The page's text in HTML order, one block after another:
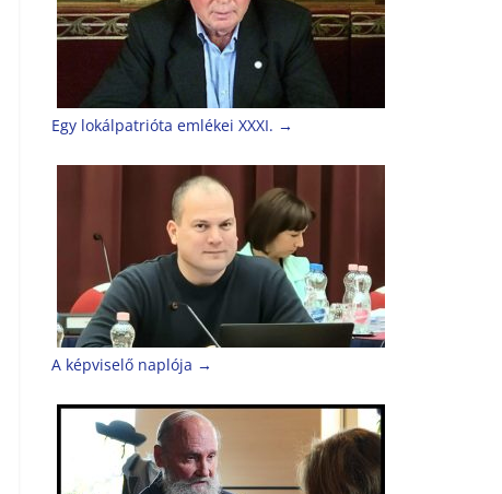
Egy lokálpatrióta emlékei XXXI. →
A képviselő naplója →